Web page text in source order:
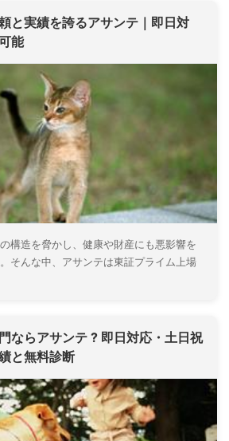
と実績を誇るアサンテ｜即日対
能
構造を脅かし、健康や財産にも悪影響を
そんな中、アサンテは東証プライム上場
ならアサンテ ? 即日対応・土日祝
と無料診断